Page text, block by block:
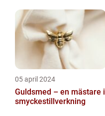
05 april 2024
Guldsmed – en mästare i
smyckestillverkning